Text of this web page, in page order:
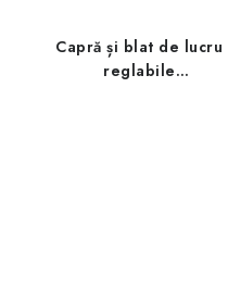
Capră și blat de lucru
reglabile